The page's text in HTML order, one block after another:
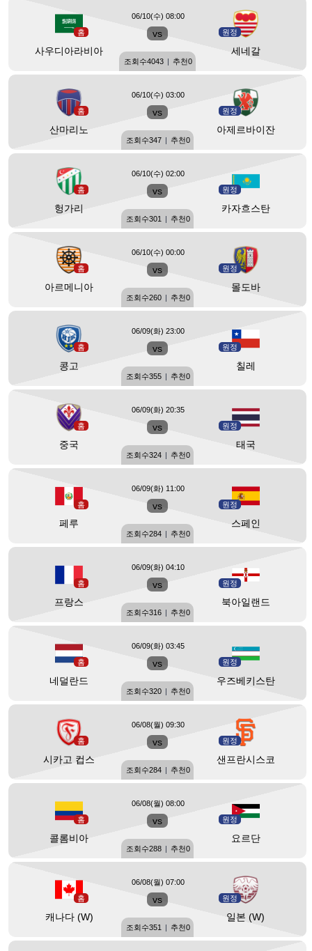
홈
사우디아라비아
vs 원정
세네갈
06/10(수) 08:00
조회수4043 | 추천0
홈
산마리노
vs 원정
아제르바이잔
06/10(수) 03:00
조회수347 | 추천0
홈
헝가리
vs 원정
카자흐스탄
06/10(수) 02:00
조회수301 | 추천0
홈
아르메니아
vs 원정
몰도바
06/10(수) 00:00
조회수260 | 추천0
홈
콩고
vs 원정
칠레
06/09(화) 23:00
조회수355 | 추천0
홈
중국
vs 원정
태국
06/09(화) 20:35
조회수324 | 추천0
홈
페루
vs 원정
스페인
06/09(화) 11:00
조회수284 | 추천0
홈
프랑스
vs 원정
북아일랜드
06/09(화) 04:10
조회수316 | 추천0
홈
네덜란드
vs 원정
우즈베키스탄
06/09(화) 03:45
조회수320 | 추천0
홈
시카고 컵스
vs 원정
샌프란시스코
06/08(월) 09:30
조회수284 | 추천0
홈
콜롬비아
vs 원정
요르단
06/08(월) 08:00
조회수288 | 추천0
홈
캐나다 (W)
vs 원정
일본 (W)
06/08(월) 07:00
조회수351 | 추천0